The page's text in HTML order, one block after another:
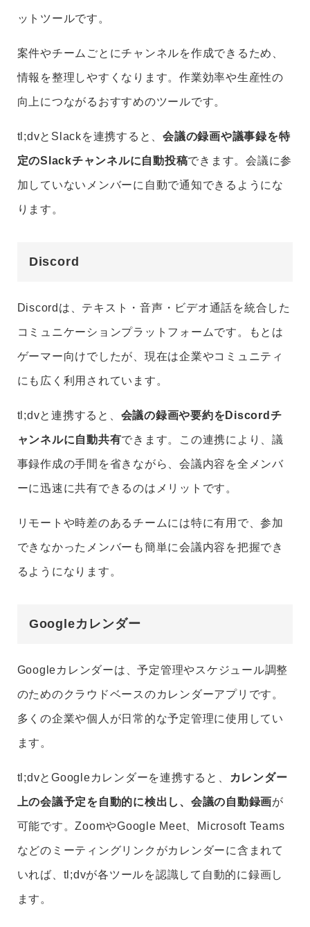
ットツールです。
案件やチームごとにチャンネルを作成できるため、
情報を整理しやすくなります。作業効率や生産性の
向上につながるおすすめのツールです。
tl;dvとSlackを連携すると、会議の録画や議事録を特
定のSlackチャンネルに自動投稿できます。会議に参
加していないメンバーに自動で通知できるようにな
ります。
Discord
Discordは、テキスト・音声・ビデオ通話を統合した
コミュニケーションプラットフォームです。もとは
ゲーマー向けでしたが、現在は企業やコミュニティ
にも広く利用されています。
tl;dvと連携すると、 会議の録画や要約をDiscordチ
ャンネルに自動共有できます。この連携により、議
事録作成の手間を省きながら、会議内容を全メンバ
ーに迅速に共有できるのはメリットです。
リモートや時差のあるチームには特に有用で、参加
できなかったメンバーも簡単に会議内容を把握でき
るようになります。
Googleカレンダー
Googleカレンダーは、予定管理やスケジュール調整
のためのクラウドベースのカレンダーアプリです。
多くの企業や個人が日常的な予定管理に使用してい
ます。
tl;dvとGoogleカレンダーを連携すると、 カレンダー
上の会議予定を自動的に検出し、会議の自動録画が
可能です。ZoomやGoogle Meet、Microsoft Teams
などのミーティングリンクがカレンダーに含まれて
いれば、tl;dvが各ツールを認識して自動的に録画し
ます。